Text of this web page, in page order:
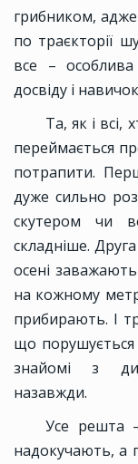
грибником,
по траєкторії
все –
досвіду і
Та, як і всі,
переймається
потрапити.
дуже сильно
скутером чи
складніше.
осені
на кожному
прибирають. І
що порушується
знайомі з
назавжди.
Усе решта
надокучають, а